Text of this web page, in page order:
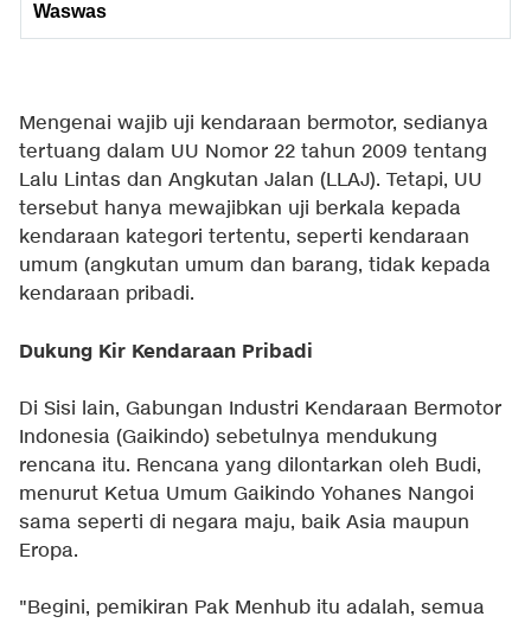
Waswas
Mengenai wajib uji kendaraan bermotor, sedianya
tertuang dalam UU Nomor 22 tahun 2009 tentang
Lalu Lintas dan Angkutan Jalan (LLAJ). Tetapi, UU
tersebut hanya mewajibkan uji berkala kepada
kendaraan kategori tertentu, seperti kendaraan
umum (angkutan umum dan barang, tidak kepada
kendaraan pribadi.
Dukung Kir Kendaraan Pribadi
Di Sisi lain, Gabungan Industri Kendaraan Bermotor
Indonesia (Gaikindo) sebetulnya mendukung
rencana itu. Rencana yang dilontarkan oleh Budi,
menurut Ketua Umum Gaikindo Yohanes Nangoi
sama seperti di negara maju, baik Asia maupun
Eropa.
"Begini, pemikiran Pak Menhub itu adalah, semua